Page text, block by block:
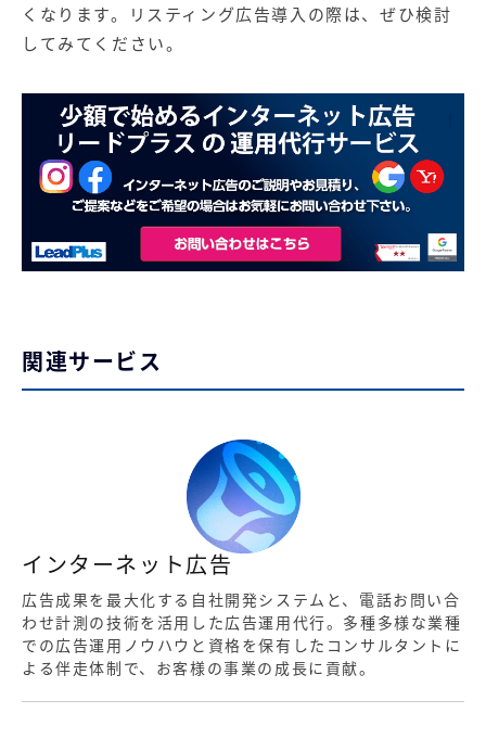
くなります。リスティング広告導入の際は、ぜひ検討
してみてください。
関連サービス
インターネット広告
広告成果を最大化する自社開発システムと、電話お問い合
わせ計測の技術を活用した広告運用代行。多種多様な業種
での広告運用ノウハウと資格を保有したコンサルタントに
よる伴走体制で、お客様の事業の成長に貢献。